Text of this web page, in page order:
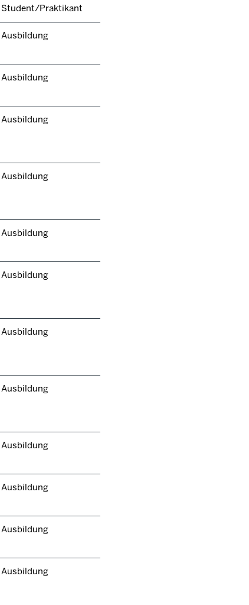
Student/Praktikant
Ausbildung
Ausbildung
Ausbildung
Ausbildung
Ausbildung
Ausbildung
Ausbildung
Ausbildung
Ausbildung
Ausbildung
Ausbildung
Ausbildung